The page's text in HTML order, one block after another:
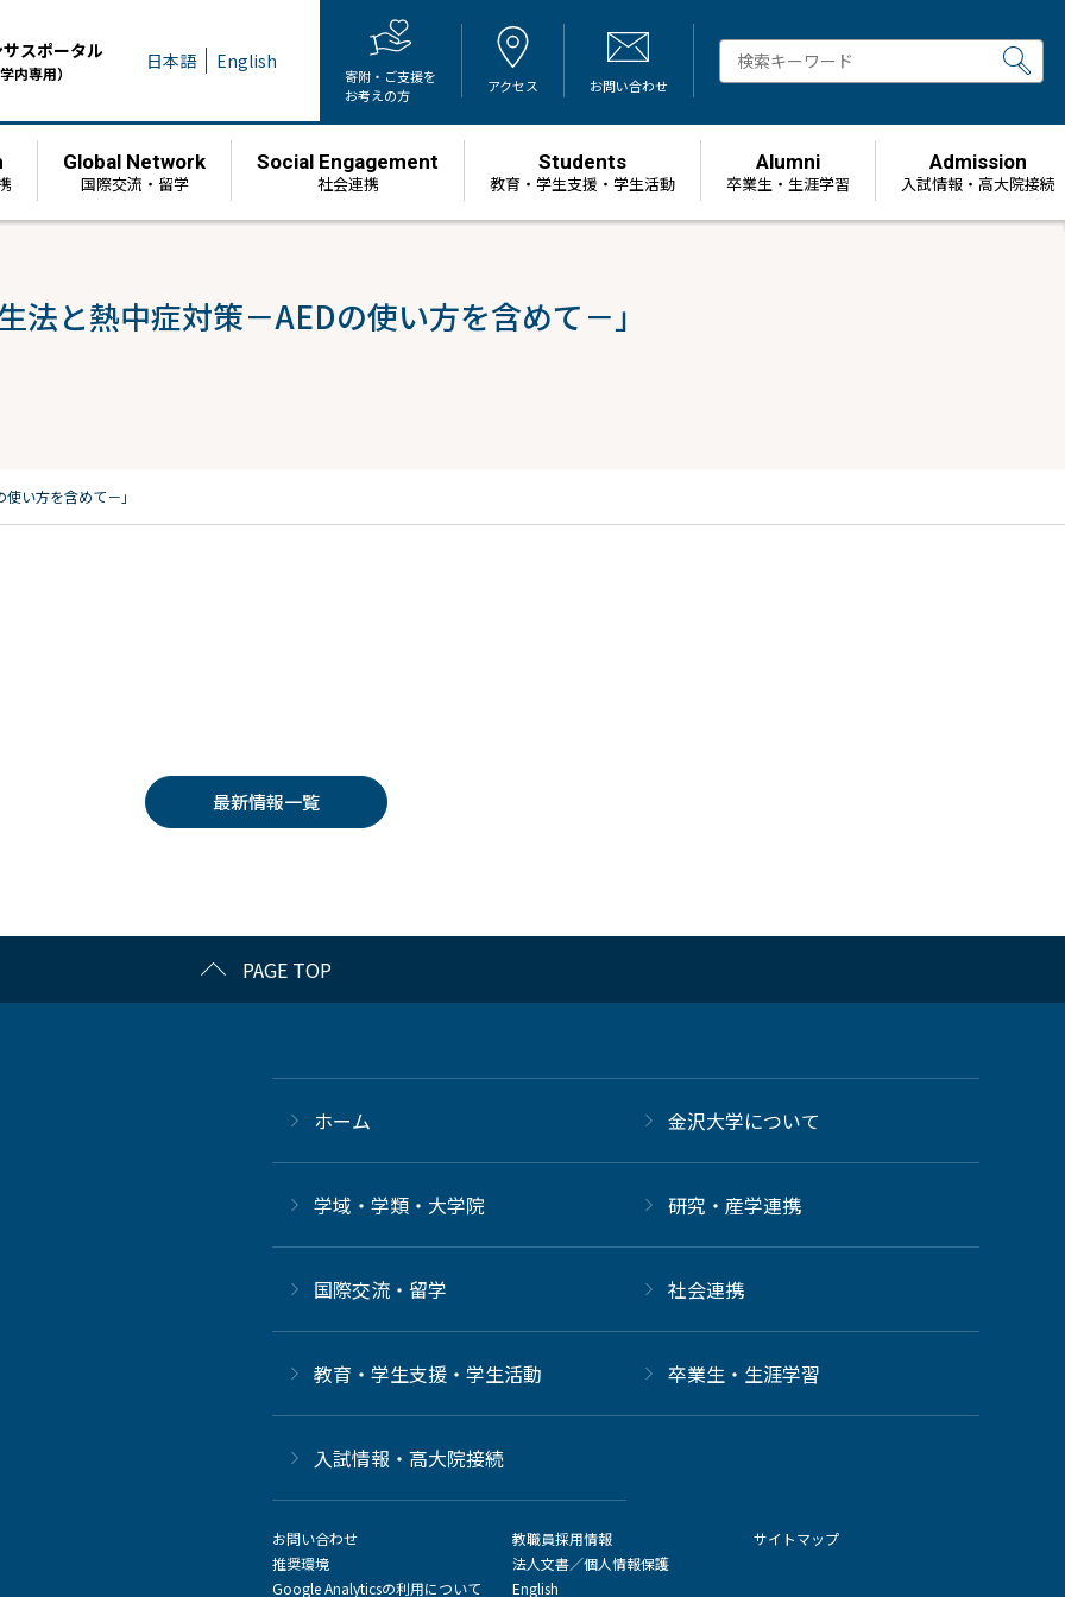
スポータル
学内専用） 日本語 English
寄附・ご支援を
お考えの方
アクセス お問い合わせ
Global Network
国際交流・留学
Social Engagement
社会連携
Students
教育・学生支援・学生活動
Alumni
卒業生・生涯学習
Admission
⼊試情報・高大院接続
法と熱中症対策－AEDの使い方を含めて－」
い方を含めて－」
最新情報一覧
PAGE TOP
ホーム 金沢大学について
学域・学類・大学院 研究・産学連携
国際交流・留学 社会連携
教育・学生支援・学生活動 卒業生・生涯学習
⼊試情報・高大院接続
お問い合わせ
推奨環境
Google Analyticsの利用について
教職員採用情報
法人文書／個人情報保護
English
サイトマップ